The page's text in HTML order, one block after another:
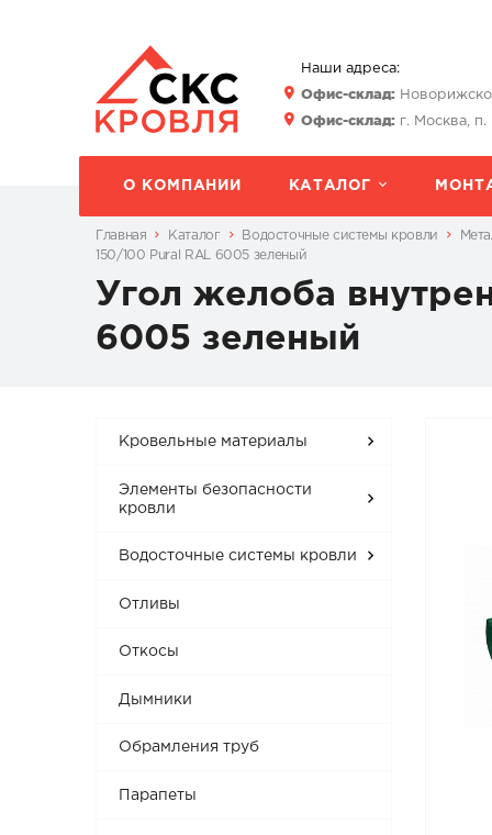
Наши адреса:
Офис-склад:
Офис-склад:г. Москва, п.
О КОМПАНИИ КАТАЛОГ
Главная Каталог Водосточные системы кровли
150/100 Pural RAL 6005 зеленый
Угол желоба
6005 зеленый
Кровельные материалы
Элементы безопасности
кровли
Водосточные системы кровли
Отливы
Откосы
Дымники
Обрамления труб
Парапеты